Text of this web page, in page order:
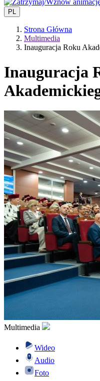
PL
Strona Główna
Multimedia
Inauguracja Roku
Inauguracja
Multimedia
Wideo
Audio
Foto